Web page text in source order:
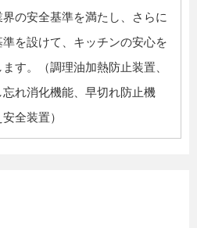
界の安全基準を満たし、さらに
を設けて、キッチンの安心を
す。（調理油加熱防止装置、
忘れ消化機能、早切れ防止機
全装置）